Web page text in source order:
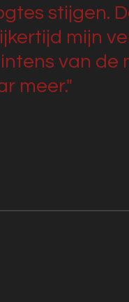
stijgen.
mijn
van
meer."